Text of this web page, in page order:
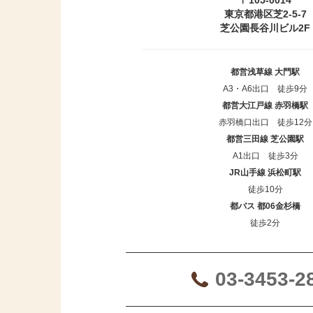
東京都港区芝2-5-7
芝公園長谷川ビル2F
都営浅草線 大門駅
A3・A6出口 徒歩9分
都営大江戸線 赤羽橋駅
赤羽橋口出口 徒歩12分
都営三田線 芝公園駅
A1出口 徒歩3分
JR山手線 浜松町駅
徒歩10分
都バス 都06金杉橋
徒歩2分
03-3453-